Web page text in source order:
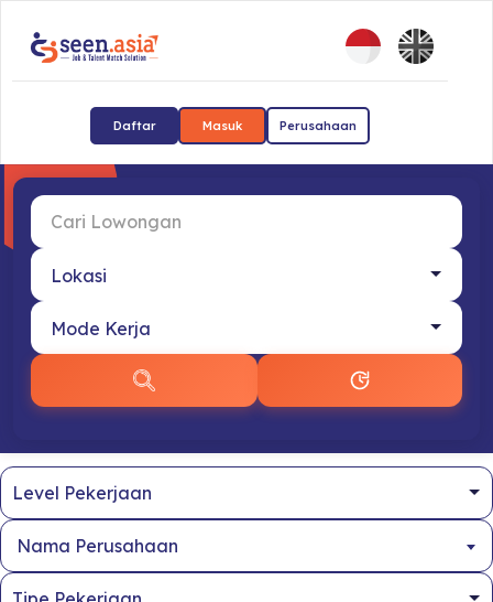
Daftar Masuk Perusahaan
Nama Perusahaan